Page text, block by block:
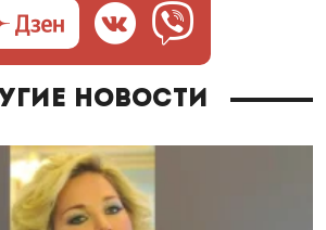
новости